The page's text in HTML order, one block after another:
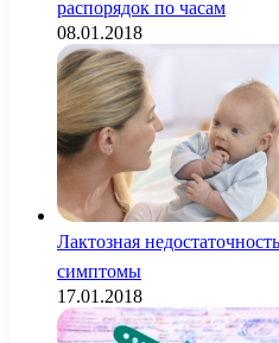
распорядок по часам
08.01.2018
Лактозная
симптомы
17.01.2018